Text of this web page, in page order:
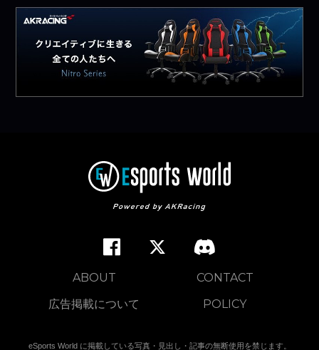
ABOUT
CONTACT
広告掲載について
POLICY
eSports World に掲載している写真・見出し・記事の無断使用を禁じます。